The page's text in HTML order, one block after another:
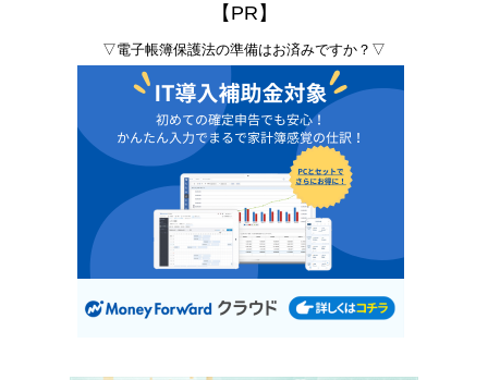
【PR】
▽電子帳簿保護法の準備はお済みですか？▽